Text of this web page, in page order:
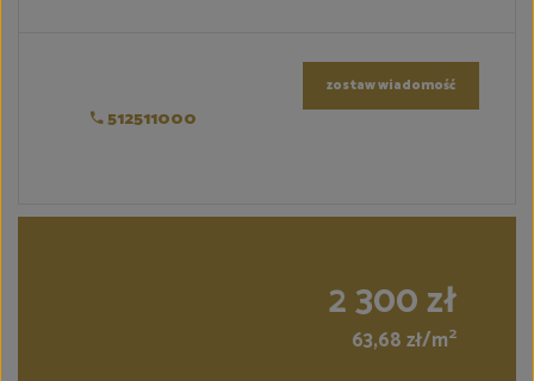
512511000
zostaw wiadomość
2 300 zł
63,68 zł/m2